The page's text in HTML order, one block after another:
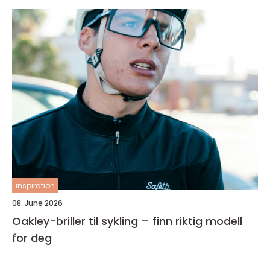
inspiration
08. June 2026
Oakley-briller til sykling – finn riktig modell
for deg